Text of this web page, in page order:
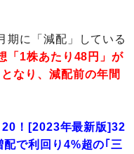
期に「減配」している
「1株あたり48円」が
なり、減配前の年間
20！[2023年最新版]32
で利回り4%超の｢三